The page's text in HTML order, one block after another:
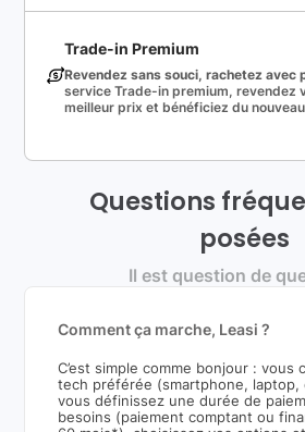
Trade-in Premium
Revendez sans souci, rachetez avec
service Trade-in premium, revendez
meilleur prix et bénéficiez du
Questions
posées
Il est question de
Comment ça marche, Leasi ?
C’est simple comme bonjour : vous
tech préférée (smartphone, laptop,
vous définissez une durée de
besoins (paiement comptant ou